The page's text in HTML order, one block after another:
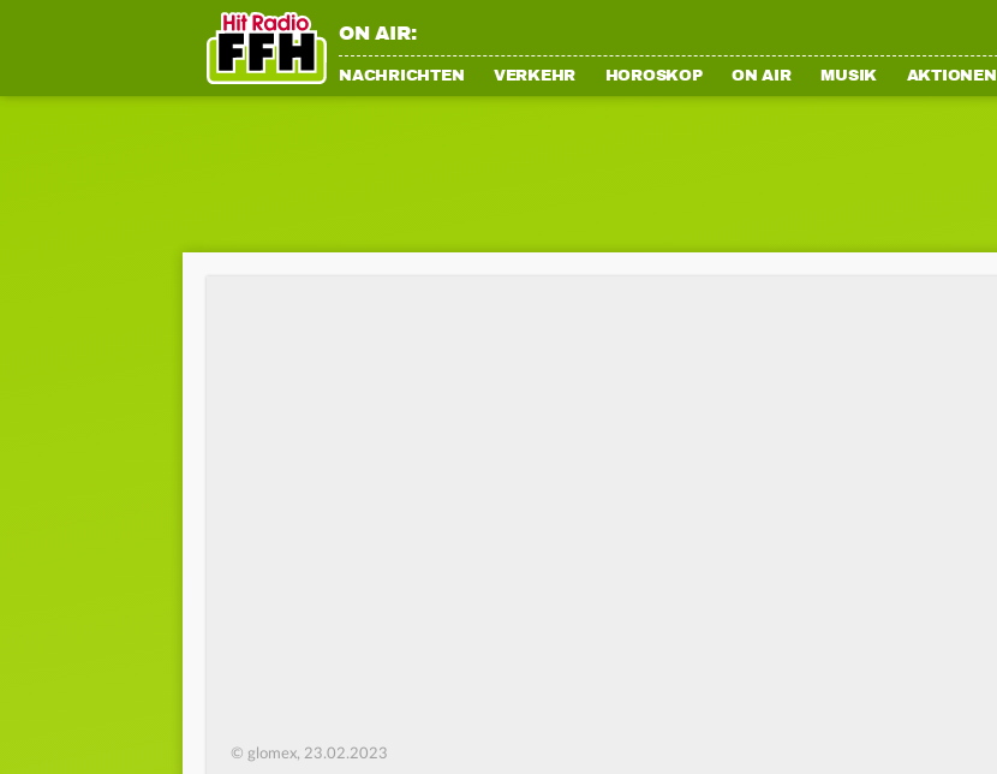
ON AIR:
NACHRICHTEN VERKEHR HOROSKOP ON AIR MUSIK AKTIONEN
© glomex, 23.02.2023